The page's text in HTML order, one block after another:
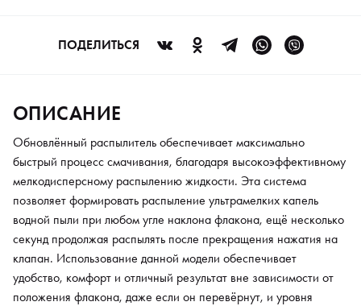
ПОДЕЛИТЬСЯ
ОПИСАНИЕ
Обновлённый распылитель обеспечивает максимально
быстрый процесс смачивания, благодаря высокоэффективному
мелкодисперсному распылению жидкости. Эта система
позволяет формировать распыление ультрамелких капель
водной пыли при любом угле наклона флакона, ещё несколько
секунд продолжая распылять после прекращения нажатия на
клапан. Использование данной модели обеспечивает
удобство, комфорт и отличный результат вне зависимости от
положения флакона, даже если он перевёрнут, и уровня